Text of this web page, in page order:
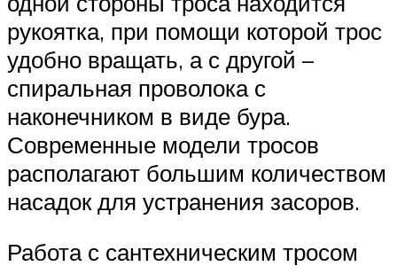
рукоятка, при помощи которой трос
удобно вращать, а с другой –
спиральная проволока с
наконечником в виде бура.
Современные модели тросов
располагают большим количеством
насадок для устранения засоров.
Работа с сантехническим тросом